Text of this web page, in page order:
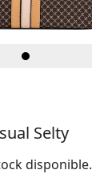
Selty
disponible.